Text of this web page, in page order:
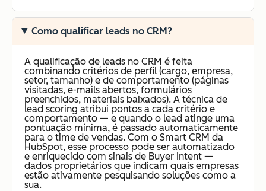
Como qualificar leads no CRM?
A qualificação de leads no CRM é feita
combinando critérios de perfil (cargo, empresa,
setor, tamanho) e de comportamento (páginas
visitadas, e-mails abertos, formulários
preenchidos, materiais baixados). A técnica de
lead scoring atribui pontos a cada critério e
comportamento — e quando o lead atinge uma
pontuação mínima, é passado automaticamente
para o time de vendas. Com o Smart CRM da
HubSpot, esse processo pode ser automatizado
e enriquecido com sinais de Buyer Intent —
dados proprietários que indicam quais empresas
estão ativamente pesquisando soluções como a
sua.